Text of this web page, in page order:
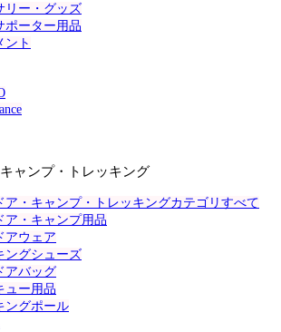
リー・グッズ
ポーター用品
ント
ャンプ・トレッキング
ア・キャンプ・トレッキングカテゴリすべて
ア・キャンプ用品
アウェア
ングシューズ
アバッグ
ュー用品
ングポール